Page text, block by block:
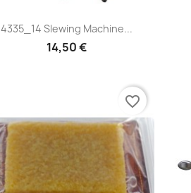
 Pikakatselu
4335_14 Slewing Machine...
14,50 €
favorite_border